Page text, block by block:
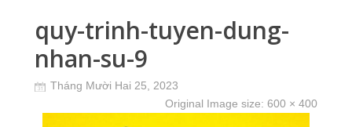
quy-trinh-tuyen-dung-
nhan-su-9
Tháng Mười Hai 25, 2023
Original Image size: 600 × 400